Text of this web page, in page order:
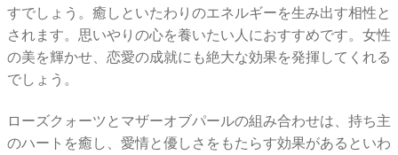
すでしょう。癒しといたわりのエネルギーを生み出す相性と
されます。思いやりの心を養いたい人におすすめです。女性
の美を輝かせ、恋愛の成就にも絶大な効果を発揮してくれる
でしょう。
ローズクォーツとマザーオブパールの組み合わせは、持ち主
のハートを癒し、愛情と優しさをもたらす効果があるといわ